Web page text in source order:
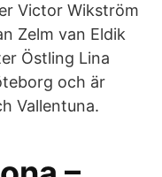
Victor Wikström
Zelm van Eldik
Östling Lina
och är
Vallentuna.